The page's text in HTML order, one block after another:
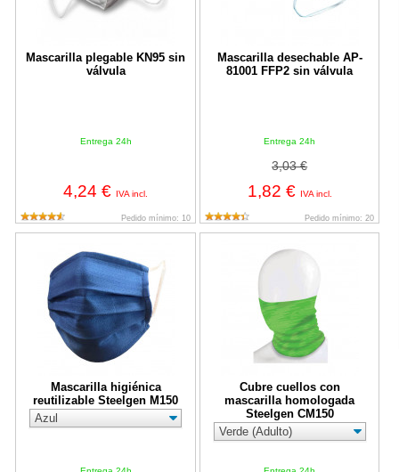
Mascarilla plegable KN95 sin
válvula
Entrega 24h
4,24 € IVA incl.
Pedido mínimo: 10
Mascarilla desechable AP-
81001 FFP2 sin válvula
Entrega 24h
3,03 €
1,82 € IVA incl.
Pedido mínimo: 20
Mascarilla higiénica
reutilizable Steelgen M150
Cubre cuellos con
mascarilla homologada
Steelgen CM150